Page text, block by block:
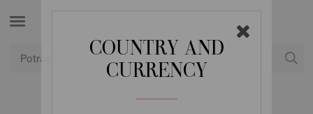
COUNTRY AND
CURRENCY